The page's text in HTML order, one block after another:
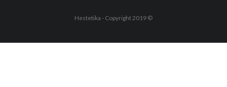
Hestetika - Copyright 2019 ©